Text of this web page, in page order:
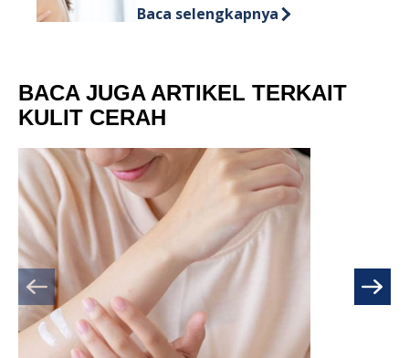
Discover more about Kulit Kering
Baca selengkapnya
BACA JUGA ARTIKEL TERKAIT
KULIT CERAH